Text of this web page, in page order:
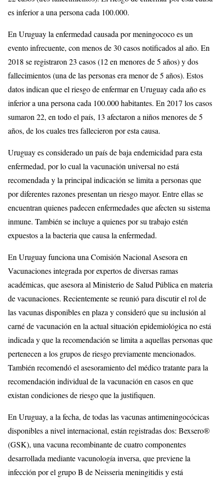
es inferior a una persona cada 100.000.
En Uruguay la enfermedad causada por meningococo es un
evento infrecuente, con menos de 30 casos notificados al año. En
2018 se registraron 23 casos (12 en menores de 5 años) y dos
fallecimientos (una de las personas era menor de 5 años). Estos
datos indican que el riesgo de enfermar en Uruguay cada año es
inferior a una persona cada 100.000 habitantes. En 2017 los casos
sumaron 22, en todo el país, 13 afectaron a niños menores de 5
años, de los cuales tres fallecieron por esta causa.
Uruguay es considerado un país de baja endemicidad para esta
enfermedad, por lo cual la vacunación universal no está
recomendada y la principal indicación se limita a personas que
por diferentes razones presentan un riesgo mayor. Entre ellas se
encuentran quienes padecen enfermedades que afecten su sistema
inmune. También se incluye a quienes por su trabajo estén
expuestos a la bacteria que causa la enfermedad.
En Uruguay funciona una Comisión Nacional Asesora en
Vacunaciones integrada por expertos de diversas ramas
académicas, que asesora al Ministerio de Salud Pública en materia
de vacunaciones. Recientemente se reunió para discutir el rol de
las vacunas disponibles en plaza y consideró que su inclusión al
carné de vacunación en la actual situación epidemiológica no está
indicada y que la recomendación se limita a aquellas personas que
pertenecen a los grupos de riesgo previamente mencionados.
También recomendó el asesoramiento del médico tratante para la
recomendación individual de la vacunación en casos en que
existan condiciones de riesgo que la justifiquen.
En Uruguay, a la fecha, de todas las vacunas antimeningocócicas
disponibles a nivel internacional, están registradas dos: Bexsero®
(GSK), una vacuna recombinante de cuatro componentes
desarrollada mediante vacunología inversa, que previene la
infección por el grupo B de Neisseria meningitidis y está